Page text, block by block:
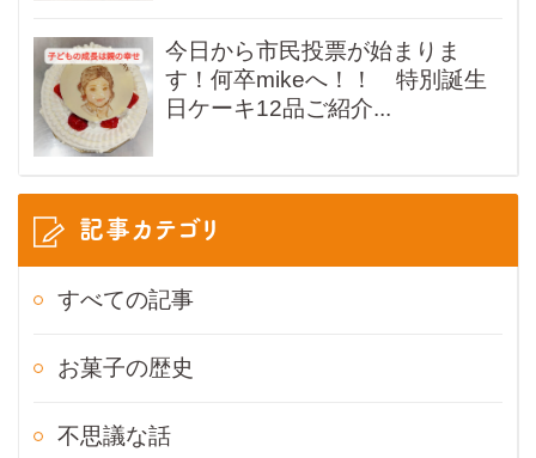
今日から市民投票が始まりま
す！何卒mikeへ！！ 特別誕生
日ケーキ12品ご紹介...
記事カテゴリ
すべての記事
お菓子の歴史
不思議な話